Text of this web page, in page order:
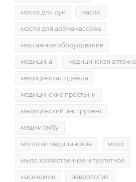
масла для рук масло
масло для аромамассажа
массажное оборудование
медицина медицинская аптечка
медицинская одежда
медицинские простыни
медицинский инструмент
мешки амбу
молотки медицинские мыло
мыло хозяйственное и туалетное
насекомые неврология